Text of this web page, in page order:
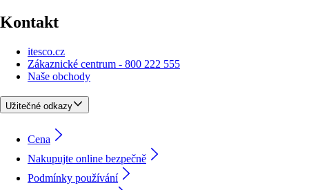
Kontakt
itesco.cz
Zákaznické centrum - 800 222 555
Naše obchody
Užitečné odkazy
Cena
Nakupujte online bezpečně
Podmínky používání